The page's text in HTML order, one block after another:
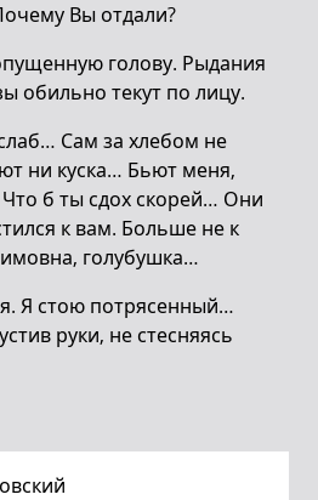
Вы отдали?
голову. Рыдания
обильно текут по лицу.
Сам за хлебом не
ни куска… Бьют меня,
б ты сдох скорей… Они
к вам. Больше не к
голубушка…
Я стою потрясенный…
руки, не стесняясь